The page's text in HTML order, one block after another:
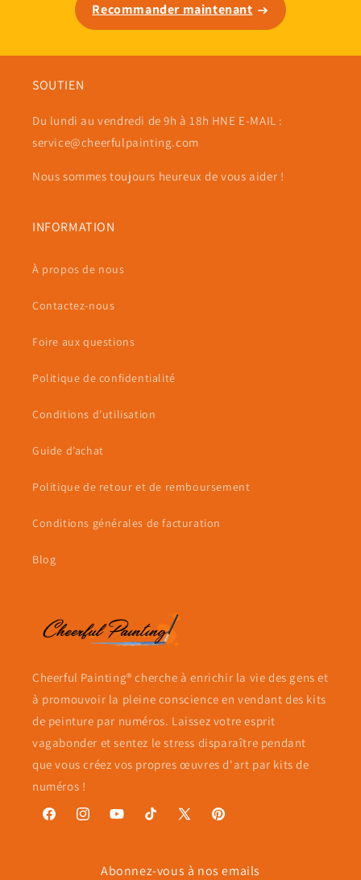
Recommander maintenant
SOUTIEN
Du lundi au vendredi de 9h à 18h HNE E-MAIL :
service@cheerfulpainting.com
Nous sommes toujours heureux de vous aider !
INFORMATION
À propos de nous
Contactez-nous
Foire aux questions
Politique de confidentialité
Conditions d’utilisation
Guide d’achat
Politique de retour et de remboursement
Conditions générales de facturation
Blog
Cheerful Painting® cherche à enrichir la vie des gens et
à promouvoir la pleine conscience en vendant des kits
de peinture par numéros. Laissez votre esprit
vagabonder et sentez le stress disparaître pendant
que vous créez vos propres œuvres d'art par kits de
numéros !
FacebookInstagramYouTubeTikTok
X
Pinterest
Abonnez-vous à nos emails